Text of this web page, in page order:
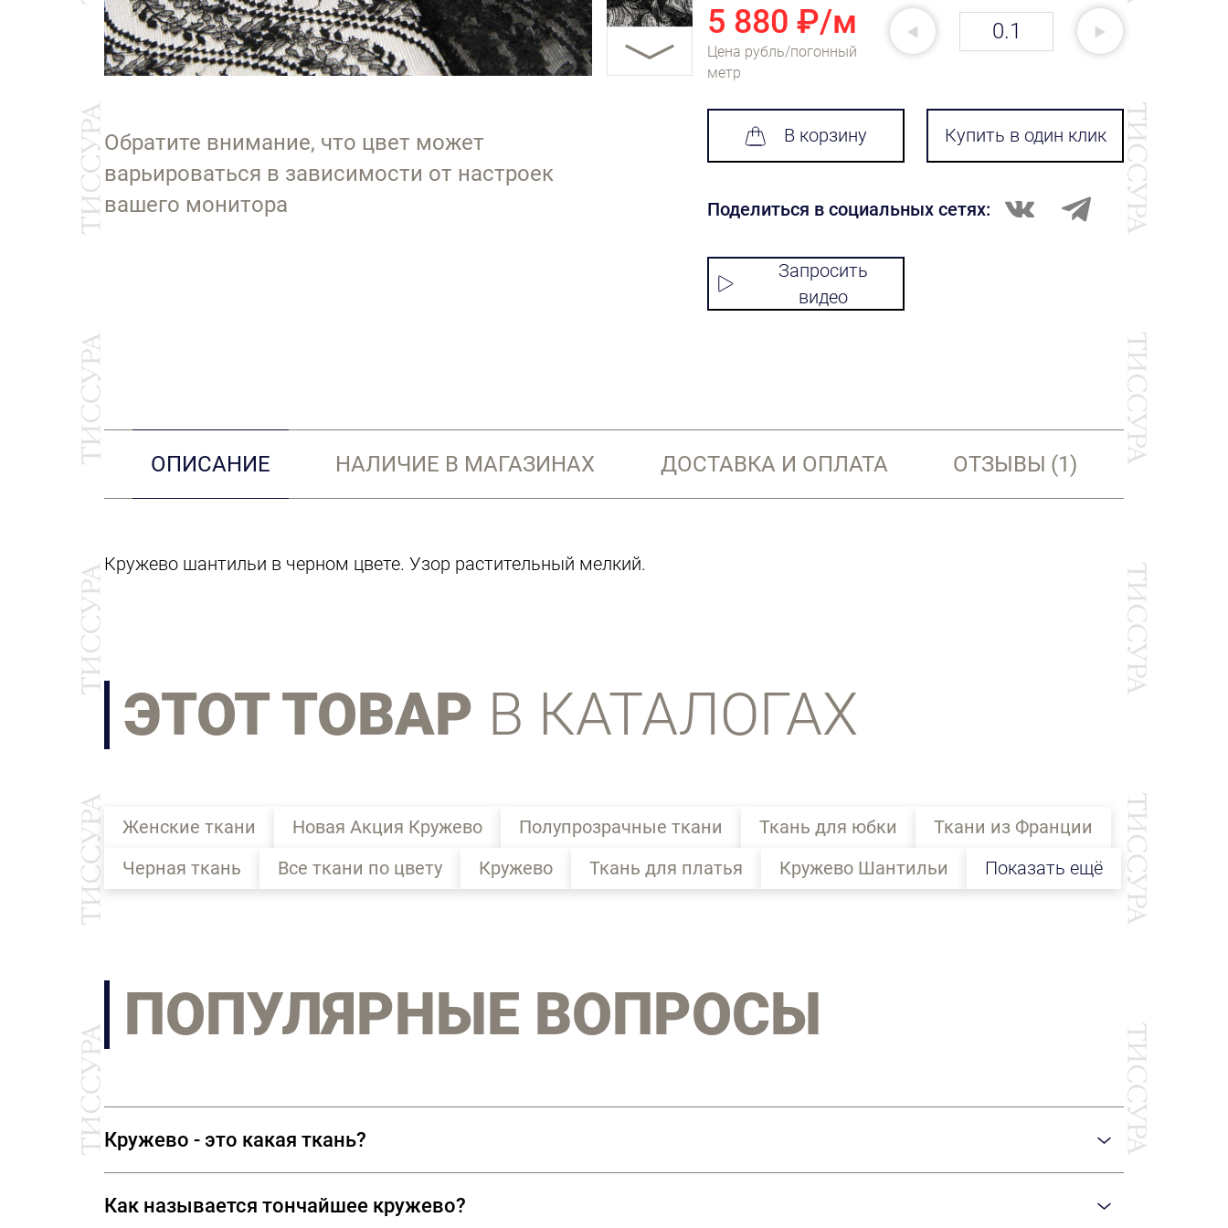
Обратите внимание, что цвет может
варьироваться в зависимости от настроек
вашего монитора
5 880 ₽/м
Цена рубль/погонный
метр
В корзину Купить в один клик
Поделиться в социальных сетях:
Запросить
видео
ОПИСАНИЕ НАЛИЧИЕ В МАГАЗИНАХ ДОСТАВКА И ОПЛАТА ОТЗЫВЫ (1)
Кружево шантильи в черном цвете. Узор растительный мелкий.
ЭТОТ ТОВАР В КАТАЛОГАХ
Женские ткани Новая Акция Кружево Полупрозрачные ткани Ткань для юбки
Ткани из Франции
Черная ткань
Все ткани по цвету Кружево Ткань для платья Кружево Шантильи Показать ещё
ПОПУЛЯРНЫЕ ВОПРОСЫ
Кружево - это какая ткань?
Кружево бывает ручной и машинной работы. Кружево возникло в Италии на рубеже XV—XVI веков.
Как называется тончайшее кружево?